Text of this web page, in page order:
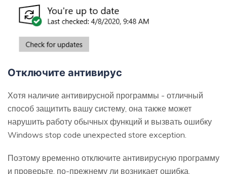
Отключите антивирус
Хотя наличие антивирусной программы - отличный
способ защитить вашу систему, она также может
нарушить работу обычных функций и вызвать ошибку
Windows stop code unexpected store exception.
Поэтому временно отключите антивирусную программу
и проверьте, по-прежнему ли возникает ошибка.